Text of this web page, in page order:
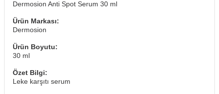
Dermosion Anti Spot Serum 30 ml
Ürün Markası:
Dermosion
Ürün Boyutu:
30 ml
Özet Bilgi:
Leke karşıtı serum